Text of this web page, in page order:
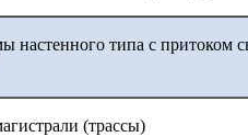
настенного типа с притоком
(трассы)